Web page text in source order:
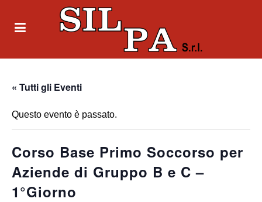
« Tutti gli Eventi
Questo evento è passato.
Corso Base Primo Soccorso per
Aziende di Gruppo B e C –
1°Giorno